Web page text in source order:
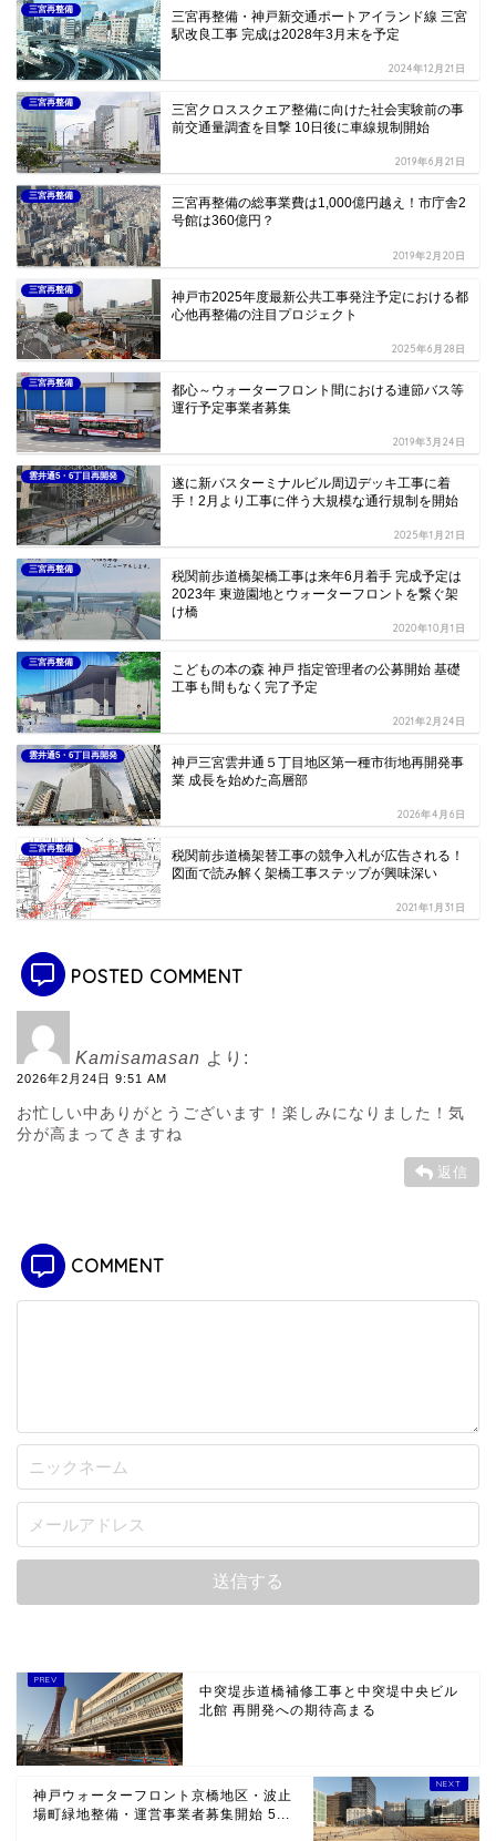
三宮再整備
三宮再整備・神戸新交通ポートアイランド線 三宮
駅改良工事 完成は2028年3月末を予定
2024年12月21日
三宮再整備
三宮クロススクエア整備に向けた社会実験前の事
前交通量調査を目撃 10日後に車線規制開始
2019年6月21日
三宮再整備
三宮再整備の総事業費は1,000億円越え！市庁舎2
号館は360億円？
2019年2月20日
三宮再整備
神戸市2025年度最新公共工事発注予定における都
心他再整備の注目プロジェクト
2025年6月28日
三宮再整備
都心～ウォーターフロント間における連節バス等
運行予定事業者募集
2019年3月24日
雲井通5・6丁目再開発
遂に新バスターミナルビル周辺デッキ工事に着
手！2月より工事に伴う大規模な通行規制を開始
2025年1月21日
三宮再整備
税関前歩道橋架橋工事は来年6月着手 完成予定は
2023年 東遊園地とウォーターフロントを繋ぐ架
け橋
2020年10月1日
三宮再整備
こどもの本の森 神戸 指定管理者の公募開始 基礎
工事も間もなく完了予定
2021年2月24日
雲井通5・6丁目再開発
神戸三宮雲井通５丁目地区第一種市街地再開発事
業 成長を始めた高層部
2026年4月6日
三宮再整備
税関前歩道橋架替工事の競争入札が広告される！
図面で読み解く架橋工事ステップが興味深い
2021年1月31日
POSTED COMMENT
Kamisamasan より:
2026年2月24日 9:51 AM
お忙しい中ありがとうございます！楽しみになりました！気
分が高まってきますね
返信
COMMENT
中突堤歩道橋補修工事と中突堤中央ビル
北館 再開発への期待高まる
神戸ウォーターフロント京橋地区・波止
場町緑地整備・運営事業者募集開始 5...